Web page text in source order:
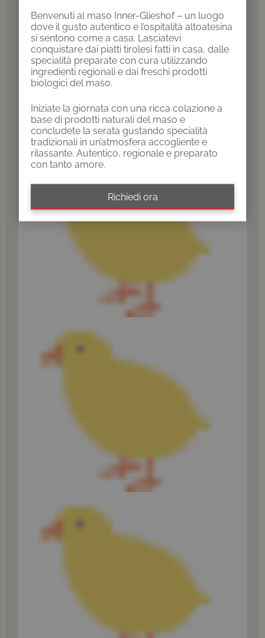
Benvenuti al maso Inner-Glieshof – un luogo
dove il gusto autentico e l’ospitalità altoatesina
si sentono come a casa. Lasciatevi
conquistare dai piatti tirolesi fatti in casa, dalle
specialità preparate con cura utilizzando
ingredienti regionali e dai freschi prodotti
biologici del maso.
Iniziate la giornata con una ricca colazione a
base di prodotti naturali del maso e
concludete la serata gustando specialità
tradizionali in un’atmosfera accogliente e
rilassante. Autentico, regionale e preparato
con tanto amore.
Richiedi ora